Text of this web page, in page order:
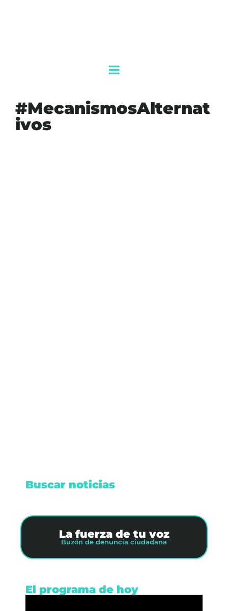
#MecanismosAlternat
ivos
Buscar noticias
La fuerza de tu voz
Buzón de denuncia ciudadana
El programa de hoy